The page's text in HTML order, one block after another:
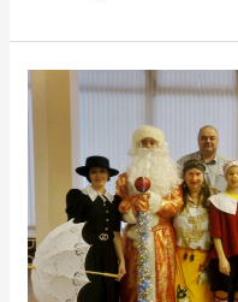
Новогоднее
представление
для
детей